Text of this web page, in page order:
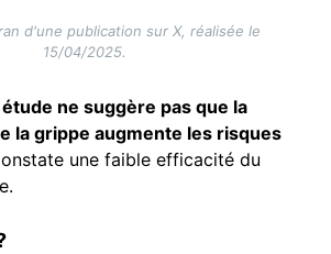
d'une publication sur X, réalisée le
15/04/2025.
ne suggère pas que la
la grippe augmente les risques
une faible efficacité du